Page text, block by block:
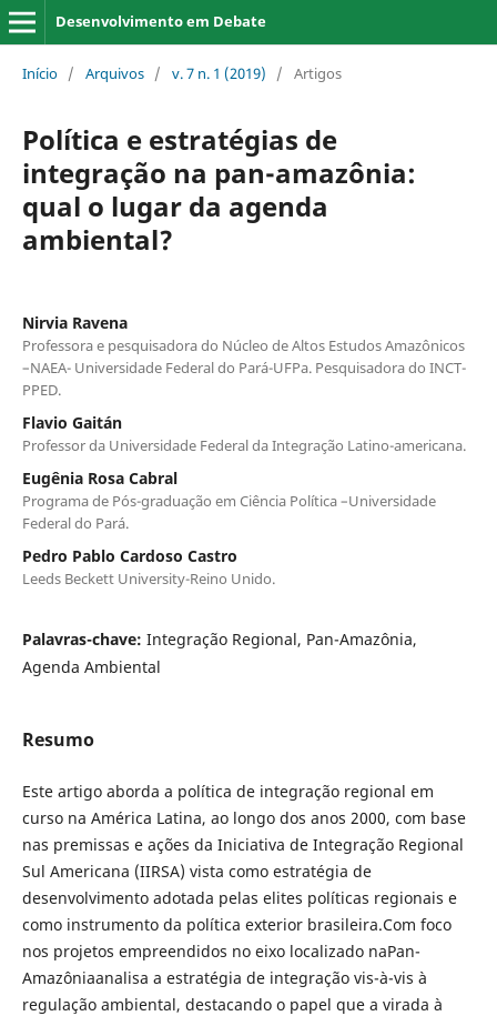
Desenvolvimento em Debate
Início / Arquivos / v. 7 n. 1 (2019) / Artigos
Política e estratégias de
integração na pan-amazônia:
qual o lugar da agenda
ambiental?
Nirvia Ravena
Professora e pesquisadora do Núcleo de Altos Estudos Amazônicos
–NAEA- Universidade Federal do Pará-UFPa. Pesquisadora do INCT-
PPED.
Flavio Gaitán
Professor da Universidade Federal da Integração Latino-americana.
Eugênia Rosa Cabral
Programa de Pós-graduação em Ciência Política –Universidade
Federal do Pará.
Pedro Pablo Cardoso Castro
Leeds Beckett University-Reino Unido.
Palavras-chave: Integração Regional, Pan-Amazônia,
Agenda Ambiental
Resumo
Este artigo aborda a política de integração regional em
curso na América Latina, ao longo dos anos 2000, com base
nas premissas e ações da Iniciativa de Integração Regional
Sul Americana (IIRSA) vista como estratégia de
desenvolvimento adotada pelas elites políticas regionais e
como instrumento da política exterior brasileira.Com foco
nos projetos empreendidos no eixo localizado naPan-
Amazôniaanalisa a estratégia de integração vis-à-vis à
regulação ambiental, destacando o papel que a virada à